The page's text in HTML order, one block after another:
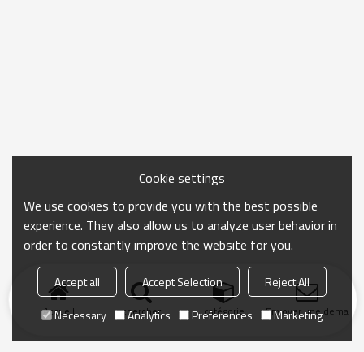
Accueil chercher catégorie Envoyer une
Cookie settings
We use cookies to provide you with the best possible
experience. They also allow us to analyze user behavior in
order to constantly improve the website for you.
Accept all Accept Selection
Reject All
Necessary
Analytics Preferences Marketing